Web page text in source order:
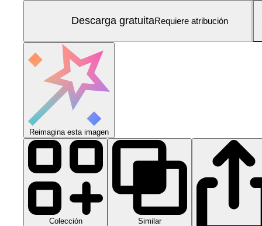
Descarga gratuitaRequiere atribución
Reimagina esta imagen
Colección Similar